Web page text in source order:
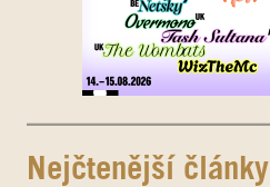
Nejčtenější články